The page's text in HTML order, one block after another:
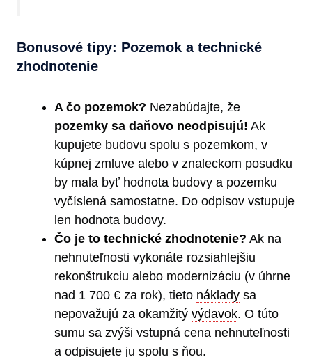
Bonusové tipy: Pozemok a technické
zhodnotenie
A čo pozemok? Nezabúdajte, že
pozemky sa daňovo neodpisujú! Ak
kupujete budovu spolu s pozemkom, v
kúpnej zmluve alebo v znaleckom posudku
by mala byť hodnota budovy a pozemku
vyčíslená samostatne. Do odpisov vstupuje
len hodnota budovy.
Čo je to technické zhodnotenie? Ak na
nehnuteľnosti vykonáte rozsiahlejšiu
rekonštrukciu alebo modernizáciu (v úhrne
nad 1 700 € za rok), tieto náklady sa
nepovažujú za okamžitý výdavok. O túto
sumu sa zvýši vstupná cena nehnuteľnosti
a odpisujete ju spolu s ňou.